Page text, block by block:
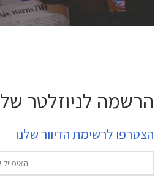
הרשמה לניוזלטר של ChiPortal
הצטרפו לרשימת הדיוור שלנו